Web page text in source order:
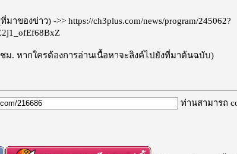
าของข่าว) ->> https://ch3plus.com/news/program/245062?
ม. หากใครต้องการอ่านเนื้อหาจะลิงค์ไปยังที่มาต้นฉบับ)
ท่านสามารถ